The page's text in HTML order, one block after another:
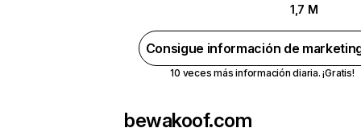
1,7 M
Consigue información de
10 veces más información diaria. ¡Gratis!
bewakoof.com